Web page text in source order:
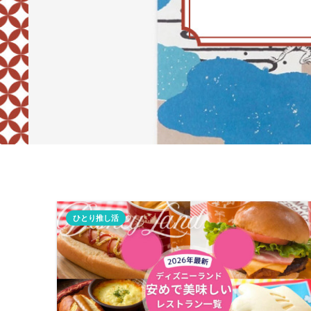
ひとり推し活